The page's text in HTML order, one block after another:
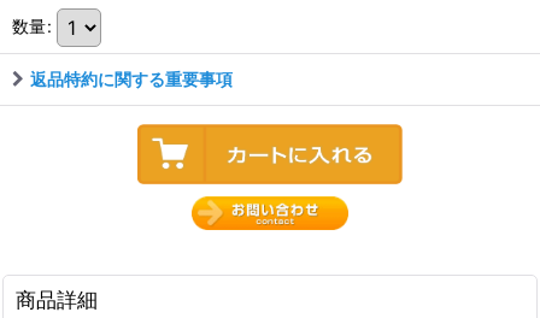
数量:
返品特約に関する重要事項
商品詳細